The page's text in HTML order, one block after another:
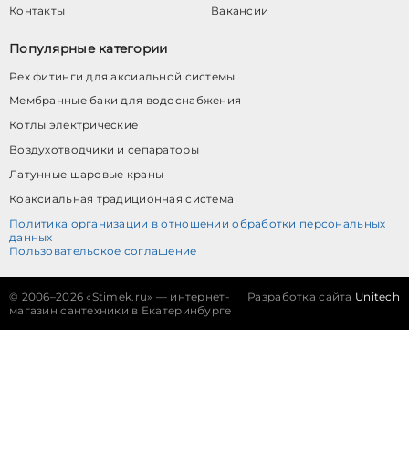
Контакты
Вакансии
Популярные категории
Pex фитинги для аксиальной системы
Мембранные баки для водоснабжения
Котлы электрические
Воздухотводчики и сепараторы
Латунные шаровые краны
Коаксиальная традиционная система
Политика организации в отношении обработки персональных
данных
Пользовательское соглашение
© 2006–2026 «Stimek.ru» — интернет-
магазин сантехники в Екатеринбурге
Разработка сайта Unitech